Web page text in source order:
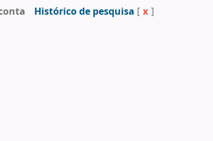
Histórico de pesquisa [ x ]